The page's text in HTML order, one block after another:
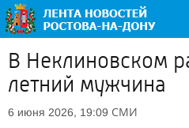
В Неклиновском
летний мужчина
6 июня 2026, 19:09 СМИ